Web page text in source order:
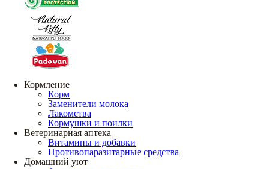
Кормление
Корм
Заменители молока
Лакомства
Кормушки и поилки
Ветеринарная аптека
Витамины и добавки
Противопаразитарные средства
Домашний уют